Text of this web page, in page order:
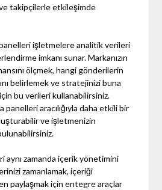
takipçilerle etkileşimde
işletmelere analitik verileri
imkanı sunar. Markanızın
ölçmek, hangi gönderilerin
belirlemek ve stratejinizi buna
bu verileri kullanabilirsiniz.
panelleri aracılığıyla daha etkili bir
ve işletmenizin
aynı zamanda içerik yönetimini
zamanlamak, içeriği
paylaşmak için entegre araçlar